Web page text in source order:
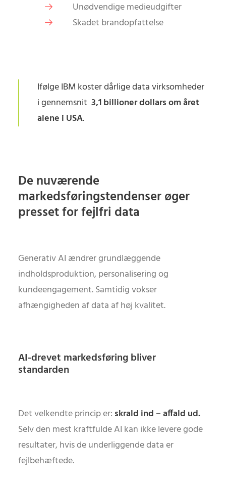
Unødvendige medieudgifter
Skadet brandopfattelse
Ifølge IBM koster dårlige data virksomheder
i gennemsnit 3,1 billioner dollars om året
alene i USA.
De nuværende
markedsføringstendenser øger
presset for fejlfri data
Generativ AI ændrer grundlæggende
indholdsproduktion, personalisering og
kundeengagement. Samtidig vokser
afhængigheden af data af høj kvalitet.
AI-drevet markedsføring bliver
standarden
Det velkendte princip er: skrald ind – affald ud.
Selv den mest kraftfulde AI kan ikke levere gode
resultater, hvis de underliggende data er
fejlbehæftede.